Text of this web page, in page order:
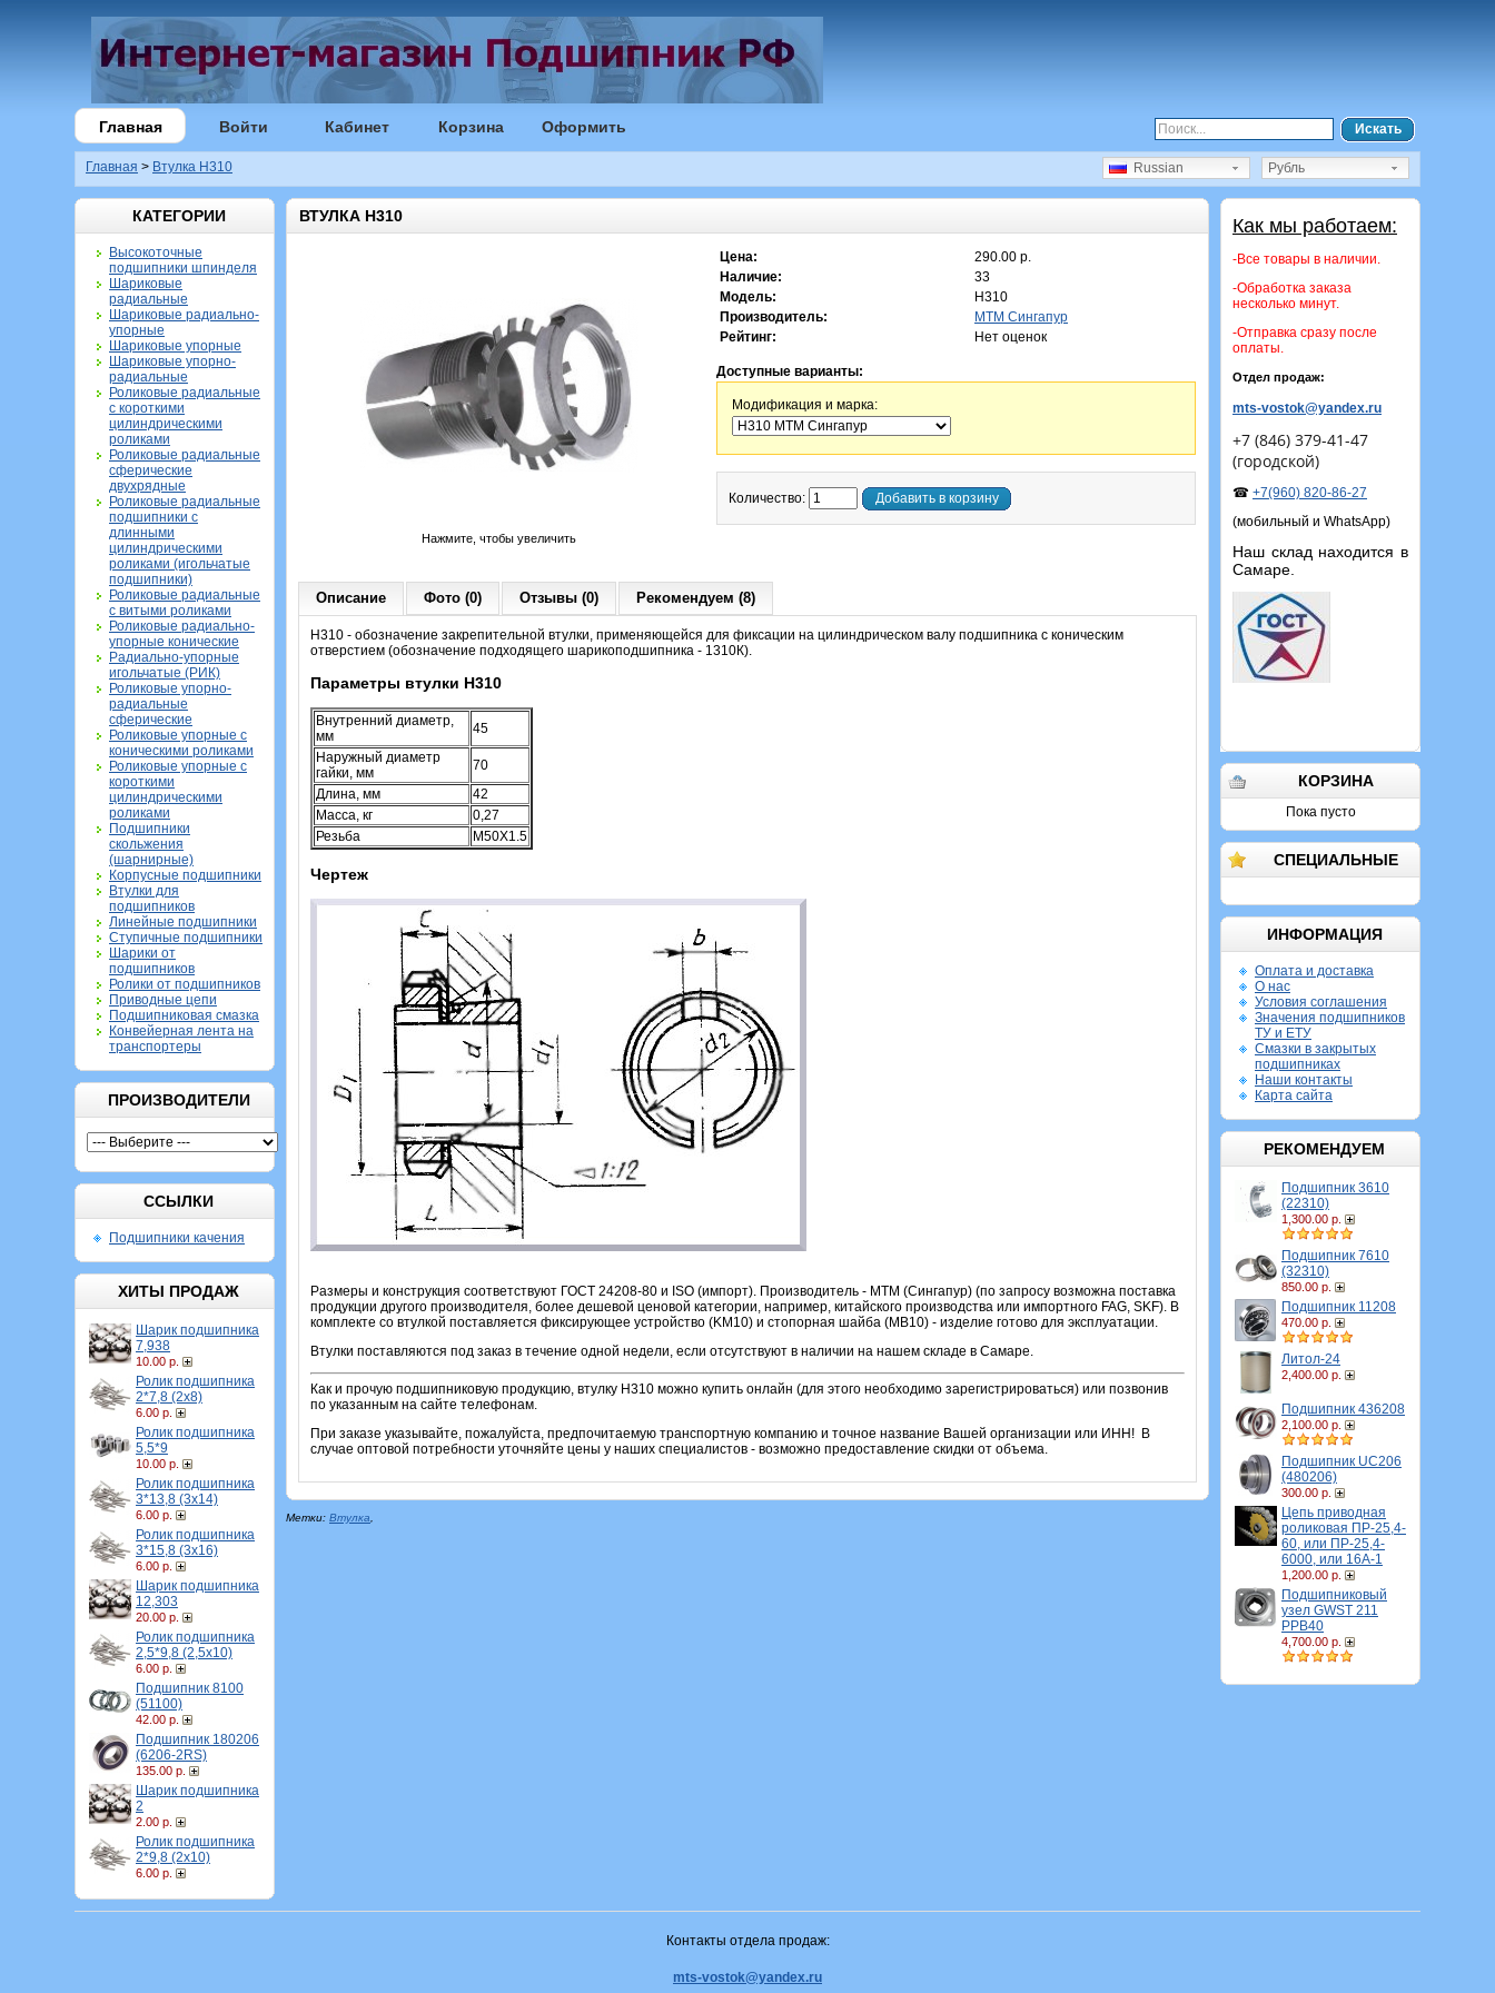
Главная Войти Кабинет Корзина Оформить Искать
Главная > Втулка H310 Рубль
Russian
КАТЕГОРИИ
Высокоточные
подшипники шпинделя
Шариковые
радиальные
Шариковые радиально-
упорные
Шариковые упорные
Шариковые упорно-
радиальные
Роликовые радиальные
с короткими
цилиндрическими
роликами
Роликовые радиальные
сферические
двухрядные
Роликовые радиальные
подшипники с
длинными
цилиндрическими
роликами (игольчатые
подшипники)
Роликовые радиальные
с витыми роликами
Роликовые радиально-
упорные конические
Радиально-упорные
игольчатые (РИК)
Роликовые упорно-
радиальные
сферические
Роликовые упорные с
коническими роликами
Роликовые упорные с
короткими
цилиндрическими
роликами
Подшипники
скольжения
(шарнирные)
Корпусные подшипники
Втулки для
подшипников
Линейные подшипники
Ступичные подшипники
Шарики от
подшипников
Ролики от подшипников
Приводные цепи
Подшипниковая смазка
Конвейерная лента на
транспортеры
ПРОИЗВОДИТЕЛИ
ССЫЛКИ
Подшипники качения
ХИТЫ ПРОДАЖ
Шарик подшипника
7,938
10.00 р.
Ролик подшипника
2*7,8 (2х8)
6.00 р.
Ролик подшипника
5,5*9
10.00 р.
Ролик подшипника
3*13,8 (3х14)
6.00 р.
Ролик подшипника
3*15,8 (3х16)
6.00 р.
Шарик подшипника
12,303
20.00 р.
Ролик подшипника
2,5*9,8 (2,5х10)
6.00 р.
Подшипник 8100
(51100)
42.00 р.
Подшипник 180206
(6206-2RS)
135.00 р.
Шарик подшипника
2
2.00 р.
Ролик подшипника
2*9,8 (2х10)
6.00 р.
Как мы работаем:
-Все товары в наличии.
-Обработка заказа
несколько минут.
-Отправка сразу после
оплаты.
Отдел продаж:
mts-vostok@yandex.ru
+7 (846) 379-41-47
(городской)
☎ +7(960) 820-86-27
(мобильный и WhatsApp)
Наш склад находится в
Самаре.
КОРЗИНА
Пока пусто
СПЕЦИАЛЬНЫЕ
ИНФОРМАЦИЯ
Оплата и доставка
О нас
Условия соглашения
Значения подшипников
ТУ и ЕТУ
Смазки в закрытых
подшипниках
Наши контакты
Карта сайта
РЕКОМЕНДУЕМ
Подшипник 3610
(22310)
1,300.00 р.
Подшипник 7610
(32310)
850.00 р.
Подшипник 11208
470.00 р.
Литол-24
2,400.00 р.
Подшипник 436208
2,100.00 р.
Подшипник UC206
(480206)
300.00 р.
Цепь приводная
роликовая ПР-25,4-
60, или ПР-25,4-
6000, или 16A-1
1,200.00 р.
Подшипниковый
узел GWST 211
PPB40
4,700.00 р.
ВТУЛКА H310
Нажмите, чтобы увеличить
Цена:
290.00 р.
Наличие:
33
Модель:
H310
Производитель:
MTM Сингапур
Рейтинг:
Нет оценок
Доступные варианты:
Модификация и марка:
Количество: Добавить в корзину
Описание Фото (0) Отзывы (0) Рекомендуем (8)
H310 - обозначение закрепительной втулки, применяющейся для фиксации на цилиндрическом валу подшипника с коническим
отверстием (обозначение подходящего шарикоподшипника - 1310К).
Параметры втулки H310
Внутренний диаметр,
мм
45
Наружный диаметр
гайки, мм
70
Длина, мм
42
Масса, кг
0,27
Резьба
M50X1.5
Чертеж
Размеры и конструкция соответствуют ГОСТ 24208-80 и ISO (импорт). Производитель - MTM (Сингапур) (по запросу возможна поставка
продукции другого производителя, более дешевой ценовой категории, например, китайского производства или импортного FAG, SKF). В
комплекте со втулкой поставляется фиксирующее устройство (KM10) и стопорная шайба (MB10) - изделие готово для эксплуатации.
Втулки поставляются под заказ в течение одной недели, если отсутствуют в наличии на нашем складе в Самаре.
Как и прочую подшипниковую продукцию, втулку H310 можно купить онлайн (для этого необходимо зарегистрироваться) или позвонив
по указанным на сайте телефонам.
При заказе указывайте, пожалуйста, предпочитаемую транспортную компанию и точное название Вашей организации или ИНН! В
случае оптовой потребности уточняйте цены у наших специалистов - возможно предоставление скидки от объема.
Метки: Втулка
Контакты отдела продаж:
mts-vostok@yandex.ru